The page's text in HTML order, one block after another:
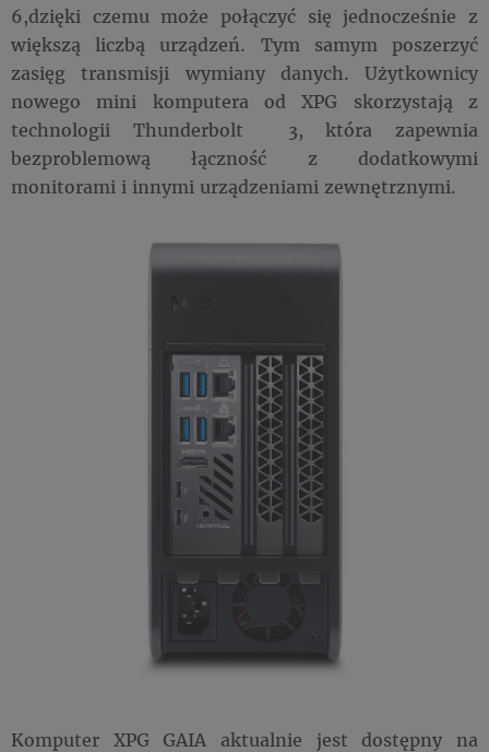
6,dzięki czemu może połączyć się jednocześnie z
większą liczbą urządzeń. Tym samym poszerzyć
zasięg transmisji wymiany danych. Użytkownicy
nowego mini komputera od XPG skorzystają z
technologii Thunderbolt 3, która zapewnia
bezproblemową łączność z dodatkowymi
monitorami i innymi urządzeniami zewnętrznymi.
Komputer XPG GAIA aktualnie jest dostępny na